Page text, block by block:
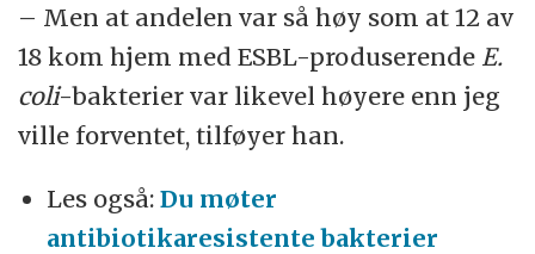
– Men at andelen var så høy som at 12 av
18 kom hjem med ESBL-produserende E.
coli-bakterier var likevel høyere enn jeg
ville forventet, tilføyer han.
Les også:Du møter
antibiotikaresistente bakterier